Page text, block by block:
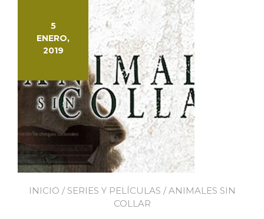
5
ENERO,
2019
INICIO / SERIES Y PELÍCULAS / ANIMALES SIN
COLLAR